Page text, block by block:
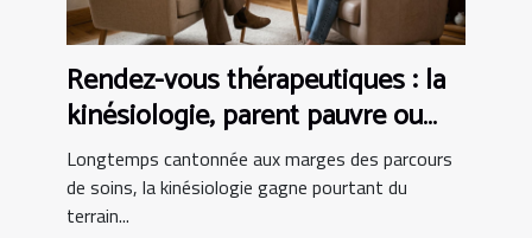
Rendez-vous thérapeutiques : la
kinésiologie, parent pauvre ou
alliée incontournable ?
Longtemps cantonnée aux marges des parcours
de soins, la kinésiologie gagne pourtant du
terrain...